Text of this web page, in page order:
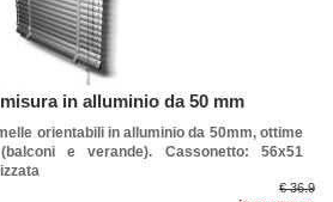
in alluminio da 50 mm
orientabili in alluminio da 50mm, ottime
e verande). Cassonetto: 56x51
€ 36.9